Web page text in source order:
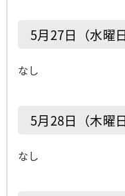
5月27日（水曜日
なし
5月28日（木曜日
なし